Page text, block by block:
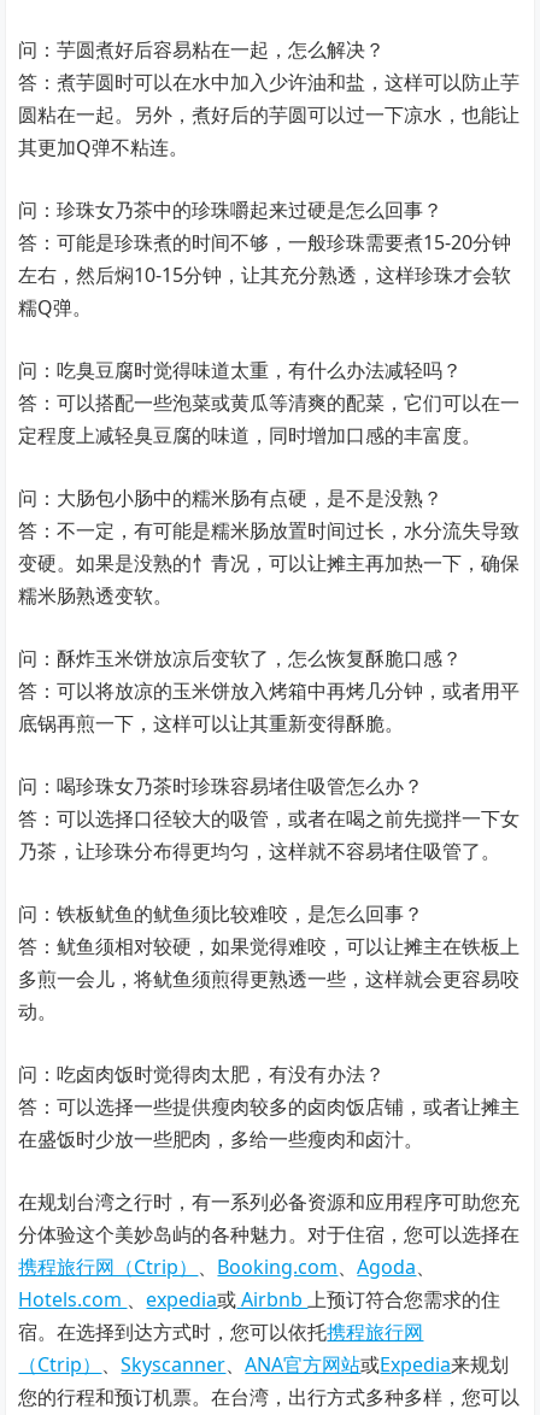
问：芋圆煮好后容易粘在一起，怎么解决？
答：煮芋圆时可以在水中加入少许油和盐，这样可以防止芋
圆粘在一起。另外，煮好后的芋圆可以过一下凉水，也能让
其更加Q弹不粘连。
问：珍珠女乃茶中的珍珠嚼起来过硬是怎么回事？
答：可能是珍珠煮的时间不够，一般珍珠需要煮15-20分钟
左右，然后焖10-15分钟，让其充分熟透，这样珍珠才会软
糯Q弹。
问：吃臭豆腐时觉得味道太重，有什么办法减轻吗？
答：可以搭配一些泡菜或黄瓜等清爽的配菜，它们可以在一
定程度上减轻臭豆腐的味道，同时增加口感的丰富度。
问：大肠包小肠中的糯米肠有点硬，是不是没熟？
答：不一定，有可能是糯米肠放置时间过长，水分流失导致
变硬。如果是没熟的忄青况，可以让摊主再加热一下，确保
糯米肠熟透变软。
问：酥炸玉米饼放凉后变软了，怎么恢复酥脆口感？
答：可以将放凉的玉米饼放入烤箱中再烤几分钟，或者用平
底锅再煎一下，这样可以让其重新变得酥脆。
问：喝珍珠女乃茶时珍珠容易堵住吸管怎么办？
答：可以选择口径较大的吸管，或者在喝之前先搅拌一下女
乃茶，让珍珠分布得更均匀，这样就不容易堵住吸管了。
问：铁板鱿鱼的鱿鱼须比较难咬，是怎么回事？
答：鱿鱼须相对较硬，如果觉得难咬，可以让摊主在铁板上
多煎一会儿，将鱿鱼须煎得更熟透一些，这样就会更容易咬
动。
问：吃卤肉饭时觉得肉太肥，有没有办法？
答：可以选择一些提供瘦肉较多的卤肉饭店铺，或者让摊主
在盛饭时少放一些肥肉，多给一些瘦肉和卤汁。
在规划台湾之行时，有一系列必备资源和应用程序可助您充
分体验这个美妙岛屿的各种魅力。对于住宿，您可以选择在
携程旅行网（Ctrip） 、 Booking.com、Agoda、
Hotels.com 、expedia或Airbnb上预订符合您需求的住
宿。在选择到达方式时，您可以依托携程旅行网
（Ctrip） 、Skyscanner、ANA官方网站或Expedia来规划
您的行程和预订机票。在台湾，出行方式多种多样，您可以